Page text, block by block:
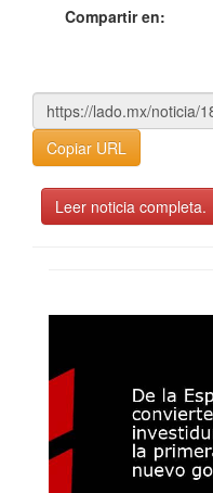
Compartir en:
Copiar URL
Leer noticia completa.